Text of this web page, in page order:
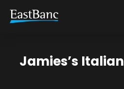
Jamies’s Italian